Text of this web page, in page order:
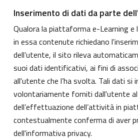
Inserimento di dati da parte
Qualora la piattaforma e-Learning
in essa contenute richiedano
dell’utente, il sito rileva
suoi dati identificativi, ai fini di
all'utente che l’ha svolta. Tali dati si
volontariamente forniti dall'utente
dell’effettuazione dell’attività in
contestualmente conferma di aver
dell'informativa privacy.